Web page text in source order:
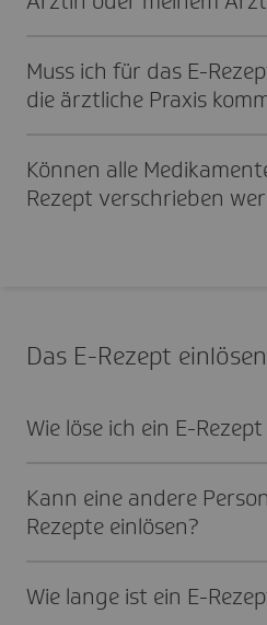
Muss ich für das E-
die ärzt­liche Praxis
Können alle
Rezept verschrieben
Das E-Rezept einlösen
Wie löse ich ein E-
Kann eine andere
Rezepte einlö­sen?
Wie lange ist ein E-